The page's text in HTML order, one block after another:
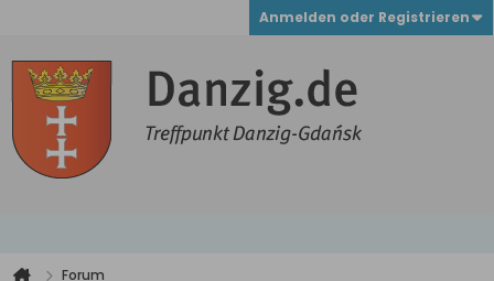
Anmelden oder Registrieren
Forum